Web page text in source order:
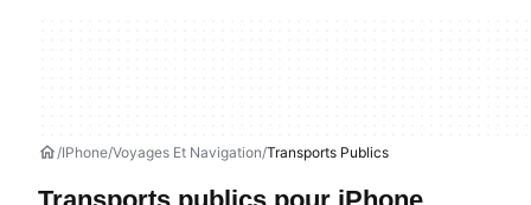
IPhone Voyages Et Navigation Transports Publics